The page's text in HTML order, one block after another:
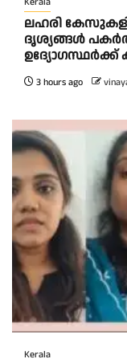
ലഹരി
ദൃശ്യങ്ങൾ
ഉദ്യോഗസ്ഥർക്ക്
3 hours ago
Kerala